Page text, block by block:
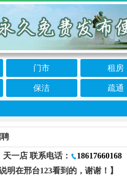
门市 租房
保洁 疏通
一店 联系电话：
18617660168
明在邢台123看到的，谢谢！】